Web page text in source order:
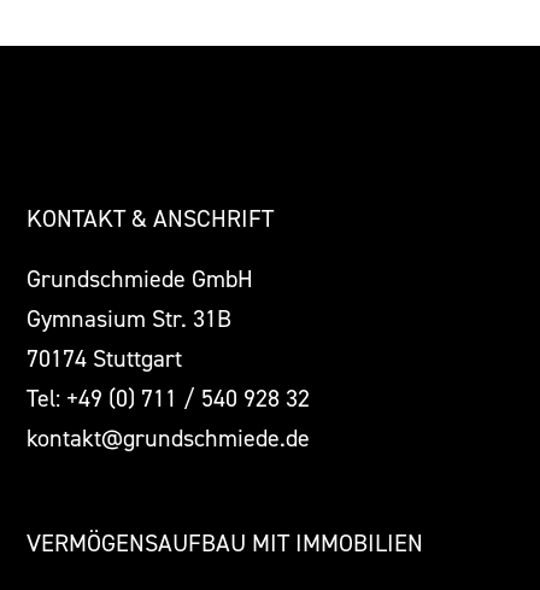
KONTAKT & ANSCHRIFT
Grundschmiede GmbH
Gymnasium Str. 31B
70174 Stuttgart
Tel: +49 (0) 711 / 540 928 32
kontakt@grundschmiede.de
VERMÖGENSAUFBAU MIT IMMOBILIEN